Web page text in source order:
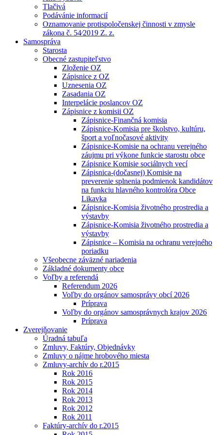
Tlačivá
Podávánie informacií
Oznamovanie protispoločenskej činnosti v zmysle
zákona č. 54⁄2019 Z. z.
Samospráva
Starosta
Obecné zastupiteľstvo
Zloženie OZ
Zápisnice z OZ
Uznesenia OZ
Zasadania OZ
Interpelácie poslancov OZ
Zápisnice z komisii OZ
Zápisnice-Finančná komisia
Zápisnice-Komisia pre školstvo, kultúru,
šport a voľnočasové aktivity
Zápisnice-Komisie na ochranu verejného
záujmu pri výkone funkcie starostu obce
Zápisnice Komisie sociálnych vecí
Zápisnica-(dočasnej) Komisie na
preverenie splnenia podmienok kandidátov
na funkciu hlavného kontrolóra Obce
Likavka
Zápisnice-Komisia životného prostredia a
výstavby
Zápisnice-Komisia životného prostredia a
výstavby
Zápisnice – Komisia na ochranu verejného
poriadku
Všeobecne záväzné nariadenia
Základné dokumenty obce
Voľby a referendá
Referendum 2026
Voľby do orgánov samosprávy obcí 2026
Príprava
Voľby do orgánov samosprávnych krajov 2026
Príprava
Zverejňovanie
Úradná tabuľa
Zmluvy, Faktúry, Objednávky
Zmluvy o nájme hrobového miesta
Zmluvy-archív do r.2015
Rok 2016
Rok 2015
Rok 2014
Rok 2013
Rok 2012
Rok 2011
Faktúry-archív do r.2015